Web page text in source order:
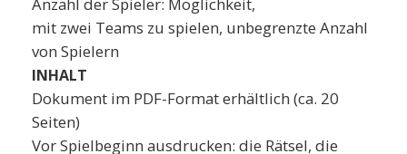
Anzahl der Spieler: Möglichkeit,
mit zwei Teams zu spielen, unbegrenzte Anzahl
von Spielern
INHALT
Dokument im PDF-Format erhältlich (ca. 20
Seiten)
Vor Spielbeginn ausdrucken: die Rätsel, die